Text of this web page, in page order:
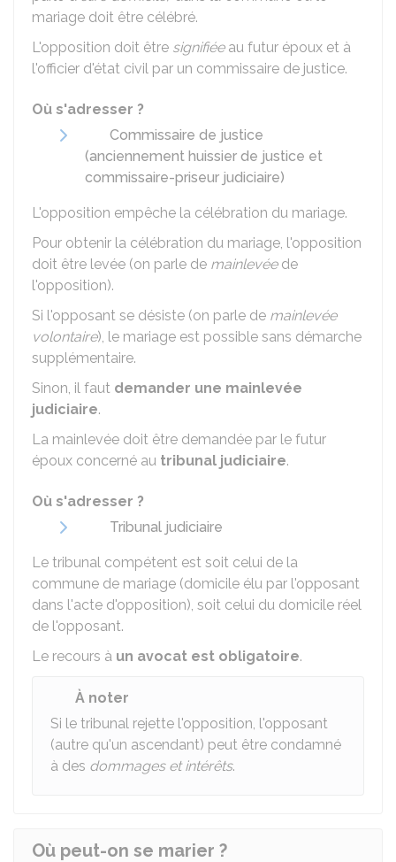
mariage doit être célébré.
L'opposition doit être signifiéeau futur époux et à
l'officier d'état civil par un commissaire de justice.
Où s'adresser ?
Commissaire de justice
(anciennement huissier de justice et
commissaire-priseur judiciaire)
L'opposition empêche la célébration du mariage.
Pour obtenir la célébration du mariage, l'opposition
doit être levée (on parle de mainlevéede
l'opposition).
Si l'opposant se désiste (on parle de mainlevée
volontaire), le mariage est possible sans démarche
supplémentaire.
Sinon, il faut demander une mainlevée
judiciaire.
La mainlevée doit être demandée par le futur
époux concerné au tribunal judiciaire.
Où s'adresser ?
Tribunal judiciaire
Le tribunal compétent est soit celui de la
commune de mariage (domicile élu par l'opposant
dans l'acte d'opposition), soit celui du domicile réel
de l'opposant.
Le recours à un avocat est obligatoire.
À noter
Si le tribunal rejette l'opposition, l'opposant
(autre qu'un ascendant) peut être condamné
à des dommages et intérêts.
Où peut-on se marier ?